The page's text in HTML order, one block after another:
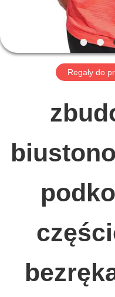
WYCIECZKA
PO
FABRYCE
KONTROLA
JAKOŚCI
SKONTAKTUJ
NAMI
Regały do